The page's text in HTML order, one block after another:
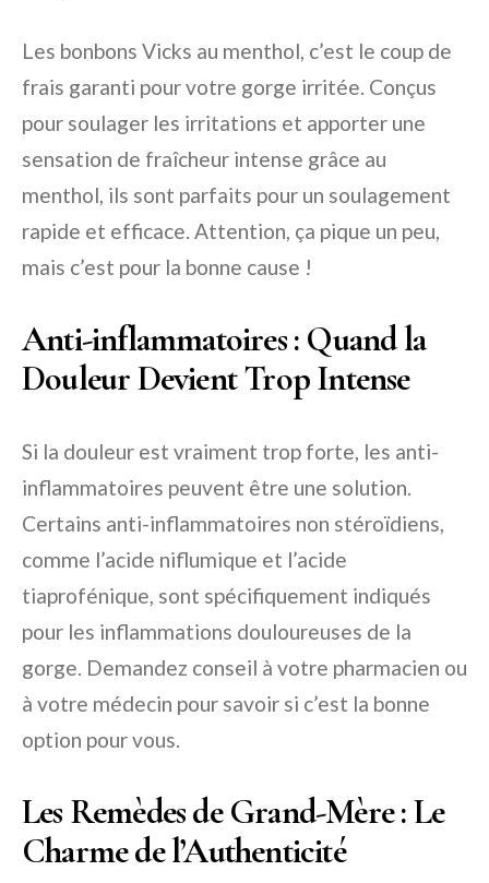
Les bonbons Vicks au menthol, c’est le coup de
frais garanti pour votre gorge irritée. Conçus
pour soulager les irritations et apporter une
sensation de fraîcheur intense grâce au
menthol, ils sont parfaits pour un soulagement
rapide et efficace. Attention, ça pique un peu,
mais c’est pour la bonne cause !
Anti-inflammatoires : Quand la
Douleur Devient Trop Intense
Si la douleur est vraiment trop forte, les anti-
inflammatoires peuvent être une solution.
Certains anti-inflammatoires non stéroïdiens,
comme l’acide niflumique et l’acide
tiaprofénique, sont spécifiquement indiqués
pour les inflammations douloureuses de la
gorge. Demandez conseil à votre pharmacien ou
à votre médecin pour savoir si c’est la bonne
option pour vous.
Les Remèdes de Grand-Mère : Le
Charme de l’Authenticité